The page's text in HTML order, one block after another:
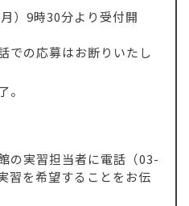
）9時30分より受付開
での応募はお断りいたし
。
の実習担当者に電話（03-
習を希望することをお伝